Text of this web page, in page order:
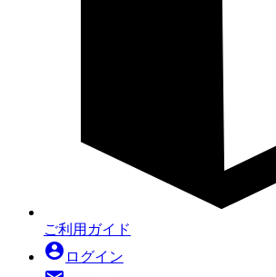
ご利用ガイド
account_circle ログイン